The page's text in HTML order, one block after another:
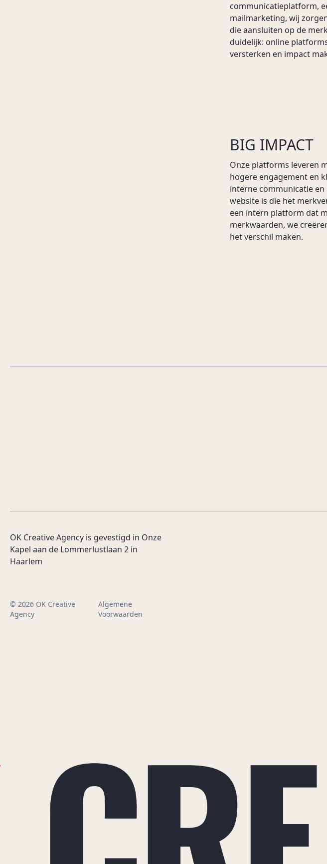
communicatieplatform,
mailmarketing, wij
die aansluiten op de
duidelijk: online
versterken en impact
BIG IMPACT
Onze platforms leveren
hogere engagement en
interne communicatie
website is die het
een intern platform dat
merkwaarden, we
het verschil maken.
OK Creative Agency is gevestigd in Onze
Kapel aan de Lommerlustlaan 2 in
Haarlem
© 2026 OK Creative
Agency
Algemene
Voorwaarden